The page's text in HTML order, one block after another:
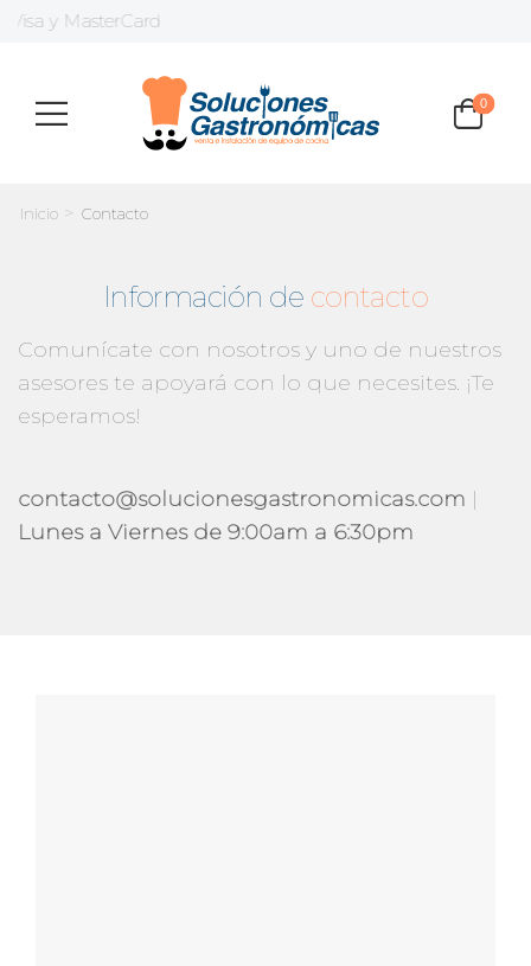
y MasterCard
0
Inicio > Contacto
Información de contacto
Comunícate con nosotros y uno de nuestros
asesores te apoyará con lo que necesites. ¡Te
esperamos!
contacto@solucionesgastronomicas.com |
Lunes a Viernes de 9:00am a 6:30pm